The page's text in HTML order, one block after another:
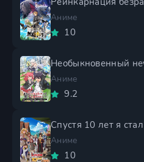
Аниме
10
Необыкновенный
Аниме
9.2
Спустя 10 лет я
Аниме
10